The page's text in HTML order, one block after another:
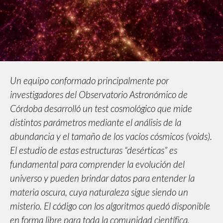
Un equipo conformado principalmente por
investigadores del Observatorio Astronómico de
Córdoba desarrolló un test cosmológico que mide
distintos parámetros mediante el análisis de la
abundancia y el tamaño de los vacíos cósmicos (voids).
El estudio de estas estructuras “desérticas” es
fundamental para comprender la evolución del
universo y pueden brindar datos para entender la
materia oscura, cuya naturaleza sigue siendo un
misterio. El código con los algoritmos quedó disponible
en forma libre para toda la comunidad científica.